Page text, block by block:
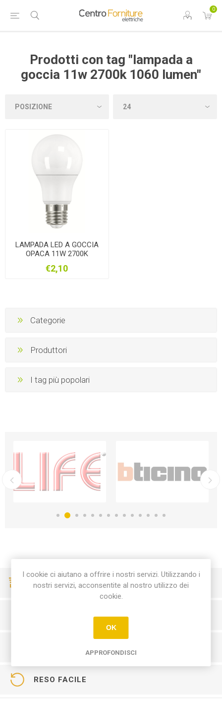
0
Prodotti con tag "lampada a
goccia 11w 2700k 1060 lumen"
LAMPADA LED A GOCCIA
OPACA 11W 2700K
€2,10
Categorie
Produttori
I tag più popolari
CONSEGNE VELOCI
PAGAMENTI SICURI
RESO FACILE
I cookie ci aiutano a offrire i nostri servizi. Utilizzando i
nostri servizi, acconsentite al nostro utilizzo dei
cookie.
OK
APPROFONDISCI